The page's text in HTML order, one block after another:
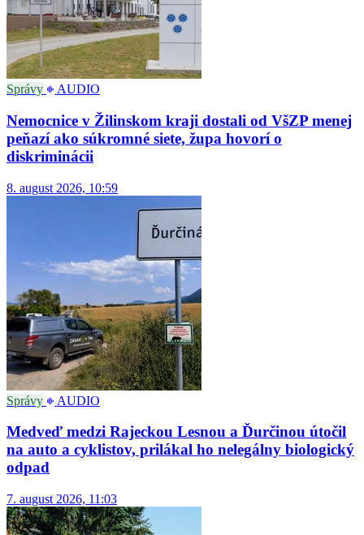
Správy AUDIO
Nemocnice v Žilinskom kraji dostali od VšZP menej
peňazí ako súkromné siete, župa hovorí o
diskriminácii
8. august 2026, 10:59
Správy AUDIO
Medveď medzi Rajeckou Lesnou a Ďurčinou útočil
na auto a cyklistov, prilákal ho nelegálny biologický
odpad
7. august 2026, 11:03